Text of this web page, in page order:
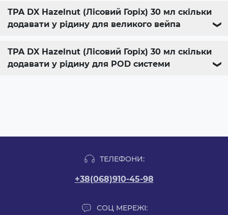
TPA DX Hazelnut (Лісовий Горіх) 30 мл скільки
додавати у рідину для великого вейпа
❯
TPA DX Hazelnut (Лісовий Горіх) 30 мл скільки
додавати у рідину для POD системи
❯
ТЕЛЕФОНИ:
+38(068)910-45-98
СОЦ МЕРЕЖІ: